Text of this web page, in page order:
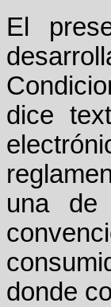
El
dice
una de
donde